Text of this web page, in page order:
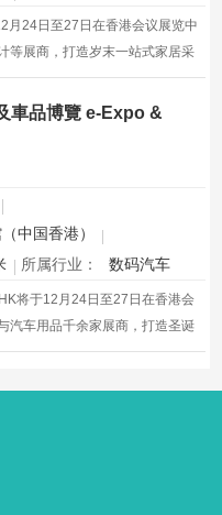
月24日至27日在香港会议展览中
等展商，打造岁末一站式家居采
场挑选心仪家居好物，共度温馨
車品博覽 e-Expo &
中国香港）
所属行业： 数码汽车
将于12月24日至27日在香港会
汽车用品千余家展商，打造圣诞
买家到场体验交流，共赴年度科